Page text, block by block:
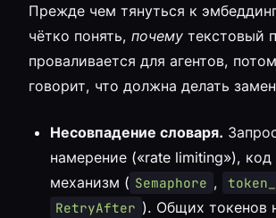
Прежде чем тянуться к
чётко понять, почему текстовый
проваливается для агентов,
говорит, что должна делать
Несовпадение словаря.
намерение («rate limiting»),
механизм ( Semaphore ,
RetryAfter ). Общих токенов